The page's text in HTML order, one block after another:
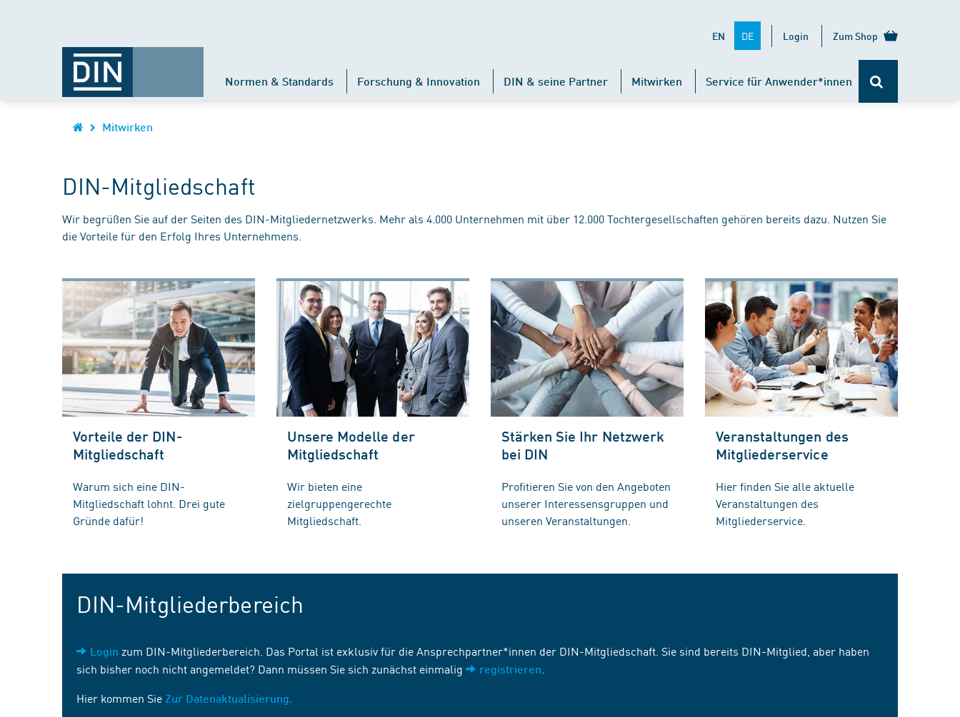
EN DE Login Zum Shop
Normen & Standards Forschung & Innovation DIN & seine Partner Mitwirken Service für Anwender*innen
Mitwirken
DIN-Mitgliedschaft
Wir begrüßen Sie auf der Seiten des DIN-Mitgliedernetzwerks. Mehr als 4.000 Unternehmen mit über 12.000 Tochtergesellschaften gehören bereits dazu. Nutzen Sie
die Vorteile für den Erfolg Ihres Unternehmens.
Vorteile der DIN-
Mitgliedschaft
Warum sich eine DIN-
Mitgliedschaft lohnt. Drei gute
Gründe dafür!
Unsere Modelle der
Mitgliedschaft
Wir bieten eine
zielgruppengerechte
Mitgliedschaft.
Stärken Sie Ihr Netzwerk
bei DIN
Profitieren Sie von den Angeboten
unserer Interessensgruppen und
unseren Veranstaltungen.
Veranstaltungen des
Mitgliederservice
Hier finden Sie alle aktuelle
Veranstaltungen des
Mitgliederservice.
DIN-Mitgliederbereich
Login zum DIN-Mitgliederbereich. Das Portal ist exklusiv für die Ansprechpartner*innen der DIN-Mitgliedschaft. Sie sind bereits DIN-Mitglied, aber haben
sich bisher noch nicht angemeldet? Dann müssen Sie sich zunächst einmalig
registrieren
Hier kommen Sie Zur Datenaktualisierung.